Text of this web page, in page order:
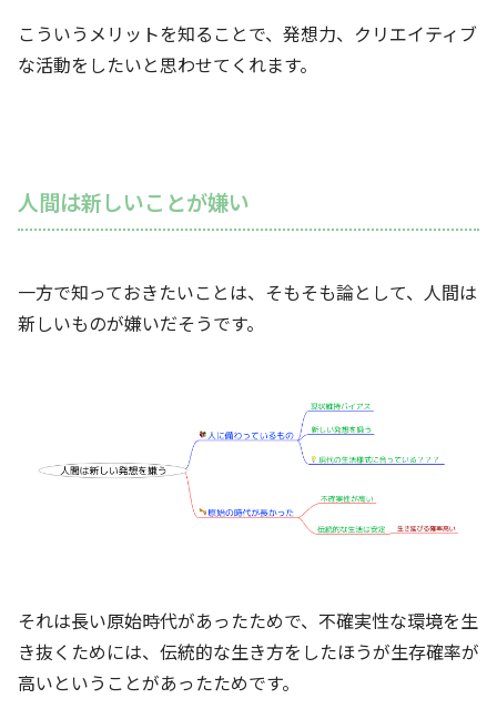
こういうメリットを知ることで、発想力、クリエイティブ
な活動をしたいと思わせてくれます。
人間は新しいことが嫌い
一方で知っておきたいことは、そもそも論として、人間は
新しいものが嫌いだそうです。
それは長い原始時代があったためで、不確実性な環境を生
き抜くためには、伝統的な生き方をしたほうが生存確率が
高いということがあったためです。